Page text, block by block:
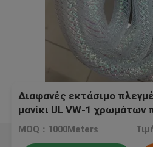
Διαφανές εκτάσιμο
μανίκι UL VW-1 χρωμάτων
άσπρο
MOQ：1000Meters